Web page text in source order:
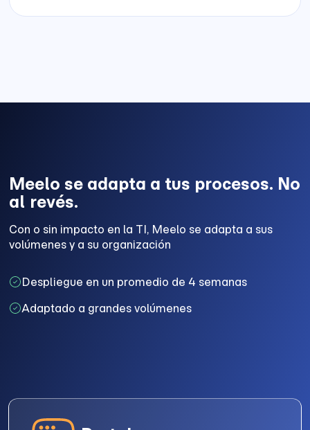
Meelo se adapta a tus procesos. No
al revés.
Con o sin impacto en la TI, Meelo se adapta a sus
volúmenes y a su organización
Despliegue en un promedio de 4 semanas
Adaptado a grandes volúmenes